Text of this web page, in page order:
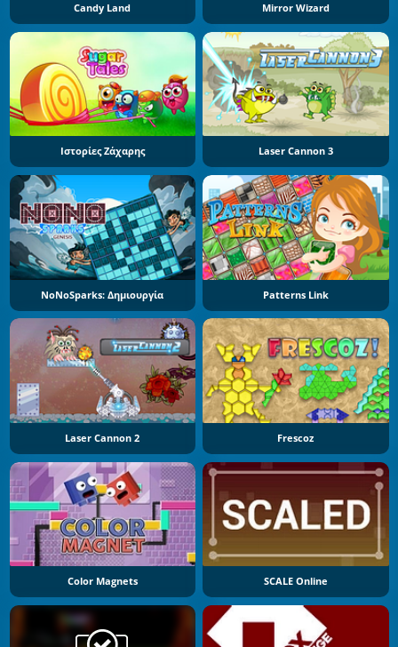
Candy Land Mirror Wizard
Ιστορίες Ζάχαρης Laser Cannon 3
NoNoSparks: Δημιουργία Patterns Link
Laser Cannon 2 Frescoz
Color Magnets SCALE Online